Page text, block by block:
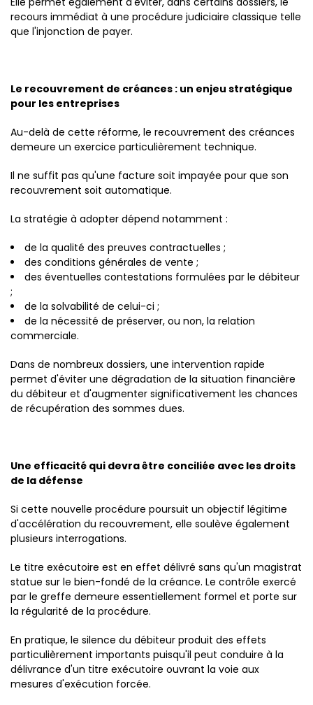
recours immédiat à une procédure judiciaire classique telle
que l'injonction de payer.
Le recouvrement de créances : un enjeu stratégique
pour les entreprises
Au-delà de cette réforme, le recouvrement des créances
demeure un exercice particulièrement technique.
Il ne suffit pas qu'une facture soit impayée pour que son
recouvrement soit automatique.
La stratégie à adopter dépend notamment :
de la qualité des preuves contractuelles ;
des conditions générales de vente ;
des éventuelles contestations formulées par le débiteur
;
de la solvabilité de celui-ci ;
de la nécessité de préserver, ou non, la relation
commerciale.
Dans de nombreux dossiers, une intervention rapide
permet d'éviter une dégradation de la situation financière
du débiteur et d'augmenter significativement les chances
de récupération des sommes dues.
Une efficacité qui devra être conciliée avec les droits
de la défense
Si cette nouvelle procédure poursuit un objectif légitime
d'accélération du recouvrement, elle soulève également
plusieurs interrogations.
Le titre exécutoire est en effet délivré sans qu'un magistrat
statue sur le bien-fondé de la créance. Le contrôle exercé
par le greffe demeure essentiellement formel et porte sur
la régularité de la procédure.
En pratique, le silence du débiteur produit des effets
particulièrement importants puisqu'il peut conduire à la
délivrance d'un titre exécutoire ouvrant la voie aux
mesures d'exécution forcée.